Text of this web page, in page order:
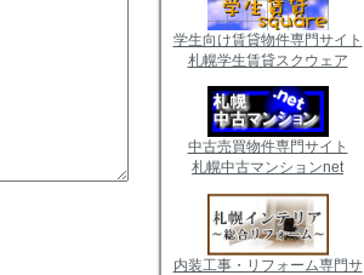
学生向け賃貸物件専門サイト
札幌学生賃貸スクウェア
中古売買物件専門サイト
札幌中古マンションnet
内装工事・リフォーム専門サ